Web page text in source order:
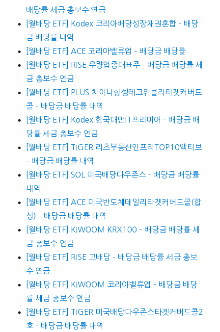
배당률 세금 총보수 연금
[월배당 ETF] Kodex 코리아배당성장채권혼합 – 배당
금 배당률 내역
[월배당 ETF] ACE 코리아밸류업 – 배당금 배당률
[월배당 ETF] RISE 우량업종대표주 – 배당금 배당률 세
금 총보수 연금
[월배당 ETF] PLUS 차이나항셍테크위클리타겟커버드
콜 – 배당금 배당률 내역
[월배당 ETF] Kodex 한국대만IT프리미어 – 배당금 배
당률 세금 총보수 연금
[월배당 ETF] TIGER 리츠부동산인프라TOP10액티브
– 배당금 배당률 내역
[월배당 ETF] SOL 미국배당다우존스 – 배당금 배당률
내역
[월배당 ETF] ACE 미국반도체데일리타겟커버드콜(합
성) – 배당금 배당률 내역
[월배당 ETF] KIWOOM KRX100 – 배당금 배당률 세
금 총보수 연금
[월배당 ETF] RISE 고배당 – 배당금 배당률 세금 총보
수 연금
[월배당 ETF] KIWOOM 코리아밸류업 – 배당금 배당
률 세금 총보수 연금
[월배당 ETF] TIGER 미국배당다우존스타겟커버드콜2
호 – 배당금 배당률 내역